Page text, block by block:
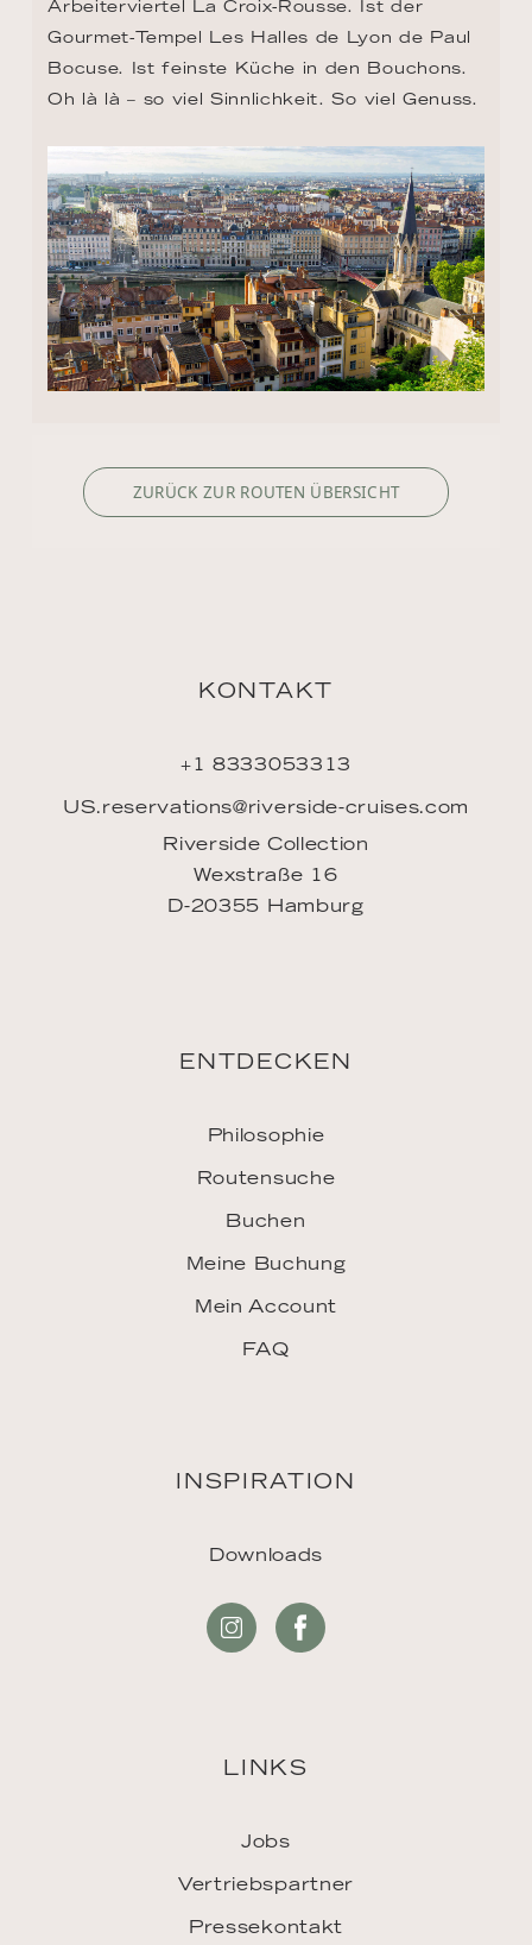
Arbeiterviertel La Croix-Rousse. Ist der
Gourmet-Tempel Les Halles de Lyon de Paul
Bocuse. Ist feinste Küche in den Bouchons.
Oh là là – so viel Sinnlichkeit. So viel Genuss.
ZURÜCK ZUR ROUTEN ÜBERSICHT
KONTAKT
+1 8333053313
US.reservations@riverside-cruises.com
Riverside Collection
Wexstraße 16
D-20355 Hamburg
ENTDECKEN
Philosophie
Routensuche
Buchen
Meine Buchung
Mein Account
FAQ
INSPIRATION
Downloads
LINKS
Jobs
Vertriebspartner
Pressekontakt